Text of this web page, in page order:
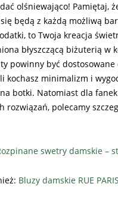
olśniewająco! Pamiętaj,
będą z każdą możliwą
to Twoja kreacja
błyszczącą biżuterią w
powinny być dostosowane
kochasz minimalizm i
botki. Natomiast dla
rozwiązań, polecamy
swetry damskie –
Bluzy damskie RUE